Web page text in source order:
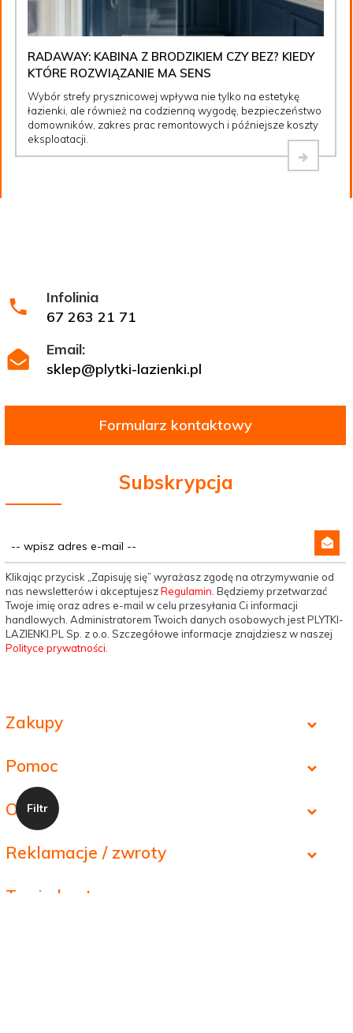
RADAWAY: KABINA Z BRODZIKIEM CZY BEZ? KIEDY
KTÓRE ROZWIĄZANIE MA SENS
Wybór strefy prysznicowej wpływa nie tylko na estetykę
łazienki, ale również na codzienną wygodę, bezpieczeństwo
domowników, zakres prac remontowych i późniejsze koszty
eksploatacji.
Infolinia
67 263 21 71
Email:
sklep@plytki-lazienki.pl
Formularz kontaktowy
Subskrypcja
Klikając przycisk „Zapisuję się” wyrażasz zgodę na otrzymywanie od
nas newsletterów i akceptujeszRegulamin . Będziemy przetwarzać
Twoje imię oraz adres e-mail w celu przesyłania Ci informacji
handlowych. Administratorem Twoich danych osobowych jest PLYTKI-
LAZIENKI.PL Sp. z o.o. Szczegółowe informacje znajdziesz w naszej
Polityce prywatności
Zakupy
Pomoc
O nas
Reklamacje / zwroty
Twoje konto